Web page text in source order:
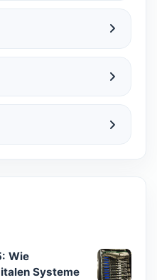
Wie
Systeme